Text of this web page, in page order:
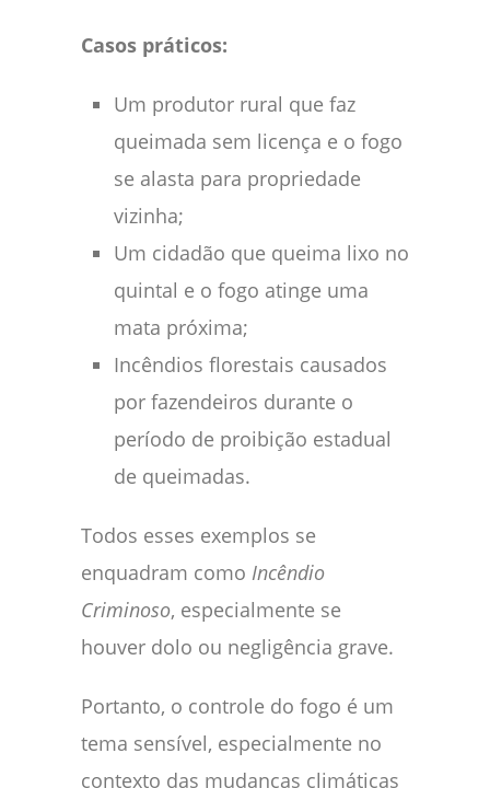
Casos práticos:
Um produtor rural que faz
queimada sem licença e o fogo
se alasta para propriedade
vizinha;
Um cidadão que queima lixo no
quintal e o fogo atinge uma
mata próxima;
Incêndios florestais causados
por fazendeiros durante o
período de proibição estadual
de queimadas.
Todos esses exemplos se
enquadram como Incêndio
Criminoso, especialmente se
houver dolo ou negligência grave.
Portanto, o controle do fogo é um
tema sensível, especialmente no
contexto das mudanças climáticas